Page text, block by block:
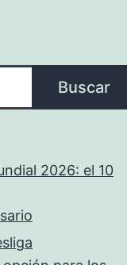
Buscar
2026: el 10